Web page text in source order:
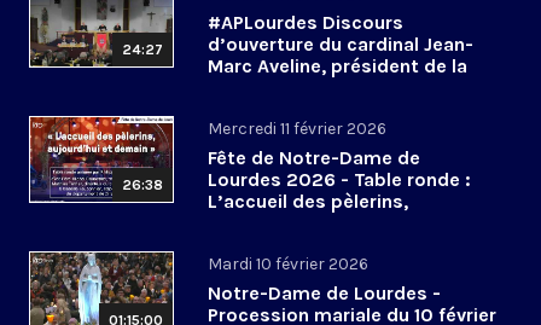
24:27
#APLourdes Discours
d’ouverture du cardinal Jean-
Marc Aveline, président de la
26:38
Mercredi 11 février 2026
Fête de Notre-Dame de
Lourdes 2026 - Table ronde :
L’accueil des pèlerins,
01:15:00
Mardi 10 février 2026
Notre-Dame de Lourdes -
Procession mariale du 10 février